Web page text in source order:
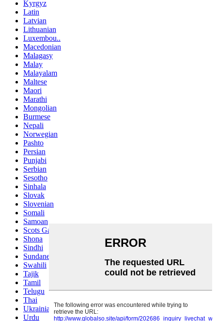
Kyrgyz
Latin
Latvian
Lithuanian
Luxembou..
Macedonian
Malagasy
Malay
Malayalam
Maltese
Maori
Marathi
Mongolian
Burmese
Nepali
Norwegian
Pashto
Persian
Punjabi
Serbian
Sesotho
Sinhala
Slovak
Slovenian
Somali
Samoan
Scots Gaelic
Shona
Sindhi
Sundanese
Swahili
Tajik
Tamil
Telugu
Thai
Ukrainian
Urdu